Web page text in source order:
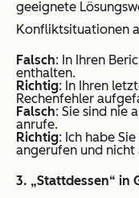
geeignete
Konfliktsituationen
Falsch: In Ihren
enthalten.
Richtig: In Ihren
Rechenfehler
Falsch: Sie sind nie
anrufe.
Richtig: Ich habe
angerufen und nicht
3. „Stattdessen“ in